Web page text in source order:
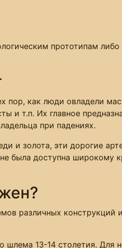
прототипам
пор, как люди овладели
и т.п. Их главное
при падениях.
и золота, эти дорогие
была доступна широкому
различных конструкций
шлема 13-14 столетия. Для